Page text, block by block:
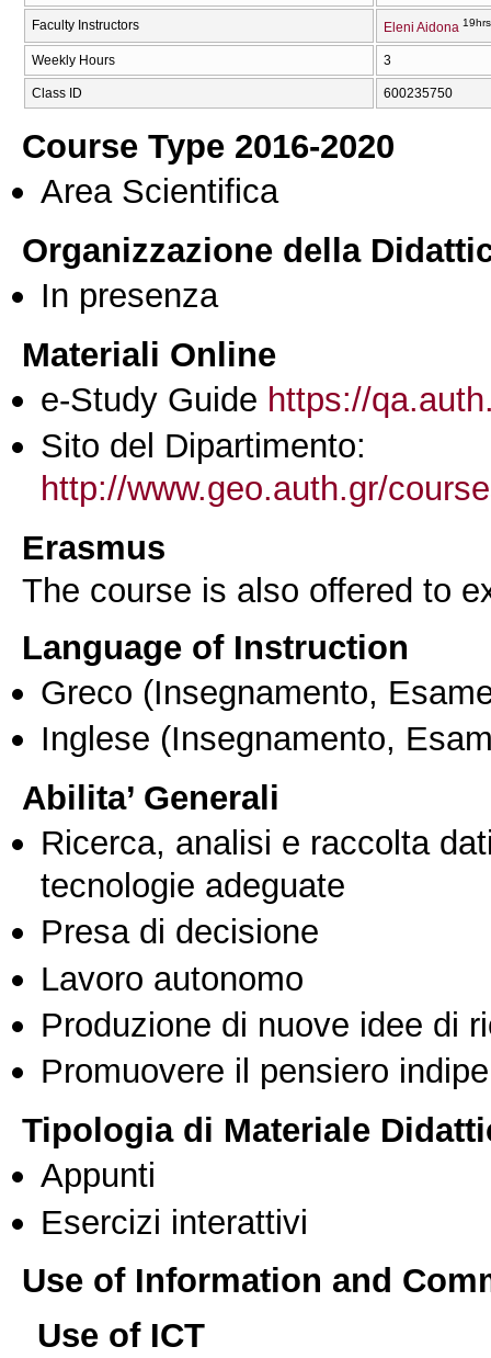
Faculty Instructors Eleni Aidona 19hrs
Weekly Hours 3
Class ID 600235750
Course Type 2016-2020
Area Scientifica
Organizzazione della
In presenza
Materiali Online
e-Study Guide https://
Sito del Dipartimento:
http://www.geo.auth.gr/
Erasmus
The course is also offered to
Language of Instruction
Greco (Insegnamento,
Inglese (Insegnamento,
Abilita’ Generali
Ricerca, analisi e raccolta
tecnologie adeguate
Presa di decisione
Lavoro autonomo
Produzione di nuove idee di
Promuovere il pensiero
Tipologia di Materiale
Appunti
Esercizi interattivi
Use of Information and
Use of ICT